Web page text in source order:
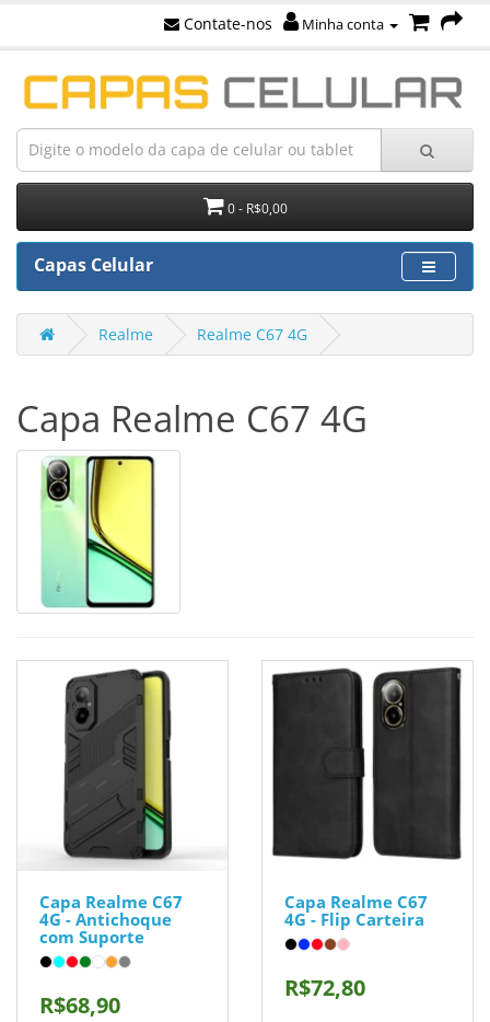
Contate-nos Minha conta
0 - R$0,00
Capas Celular
Realme Realme C67 4G
Capa Realme C67 4G
Capa Realme C67
4G - Antichoque
com Suporte
R$68,90
Capa Realme C67
4G - Flip Carteira
R$72,80